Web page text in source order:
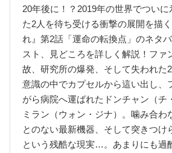
20年後に！？2019年の世界でつい
た2人を待ち受ける衝撃の展開を描
れ』第2話「運命の転換点」のネタ
スト、見どころを詳しく解説！ファ
故、研究所の爆発、そして失われた
意識の中でカプセルから這い出し、
がら病院へ運ばれたドンチャン（チ
ミラン（ウォン・ジナ）。噛み合わ
とのない最新機器、そして突きつけ
という残酷な現実…。あまりにも過